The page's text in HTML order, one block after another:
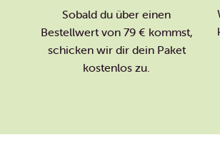
Sobald du über einen
Bestellwert von 79 € kommst,
schicken wir dir dein Paket
kostenlos zu.